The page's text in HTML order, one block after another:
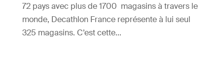
72 pays avec plus de 1700 magasins à travers le
monde, Decathlon France représente à lui seul
325 magasins. C’est cette...